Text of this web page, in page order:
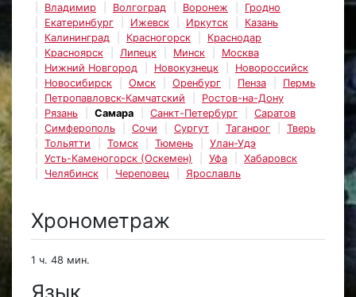
Владимир
Волгоград Воронеж
Гродно
Екатеринбург
Ижевск Иркутск
Казань
Калининград
Красногорск
Краснодар
Красноярск
Липецк Минск
Москва
Нижний Новгород
Новокузнецк
Новороссийск
Новосибирск
Омск Оренбург Пенза
Пермь
Петропавловск-Камчатский
Ростов-на-Дону
Рязань
Самара Санкт-Петербург
Саратов
Симферополь
Сочи Сургут Таганрог
Тверь
Тольятти
Томск Тюмень
Улан-Удэ
Усть-Каменогорск (Оскемен)
Уфа
Хабаровск
Челябинск
Череповец Ярославль
Хронометраж
1 ч. 48 мин.
Язык